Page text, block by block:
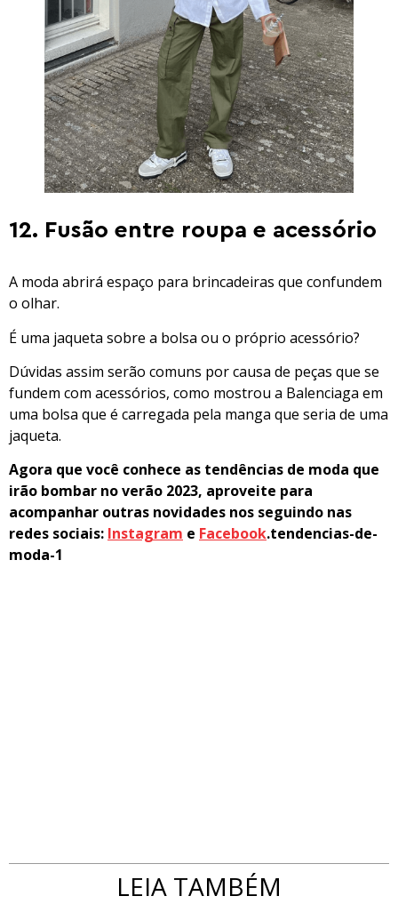
12. Fusão entre roupa e acessório
A moda abrirá espaço para brincadeiras que confundem
o olhar.
É uma jaqueta sobre a bolsa ou o próprio acessório?
Dúvidas assim serão comuns por causa de peças que se
fundem com acessórios, como mostrou a Balenciaga em
uma bolsa que é carregada pela manga que seria de uma
jaqueta.
Agora que você conhece as tendências de moda que
irão bombar no verão 2023, aproveite para
acompanhar outras novidades nos seguindo nas
redes sociais: Instagram e Facebook.tendencias-de-
moda-1
LEIA TAMBÉM